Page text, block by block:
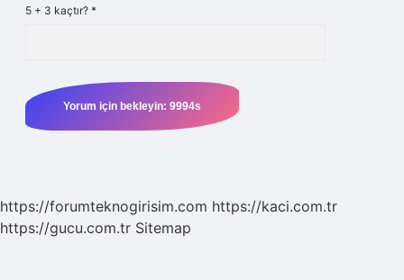
5 + 3 kaçtır? *
https://forumteknogirisim.com https://kaci.com.tr
https://gucu.com.tr Sitemap